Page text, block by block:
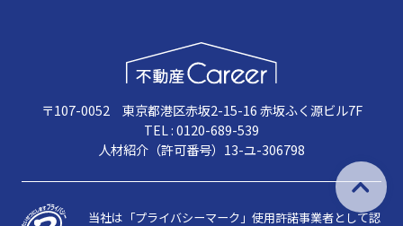
〒107-0052 東京都港区赤坂2-15-16 赤坂ふく源ビル7F
TEL : 0120-689-539
人材紹介（許可番号）13-ユ-306798
当社は「プライバシーマーク」使用許諾事業者として認